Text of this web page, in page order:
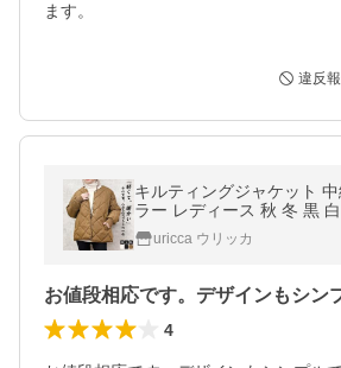
ます。
違反
キルティングジャケット
ラー レディース 秋 冬 黒
い 長袖 ダウン風 アウター
uricca ウリッカ
4